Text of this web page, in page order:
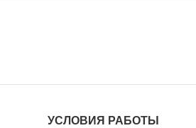
УСЛОВИЯ РАБОТЫ